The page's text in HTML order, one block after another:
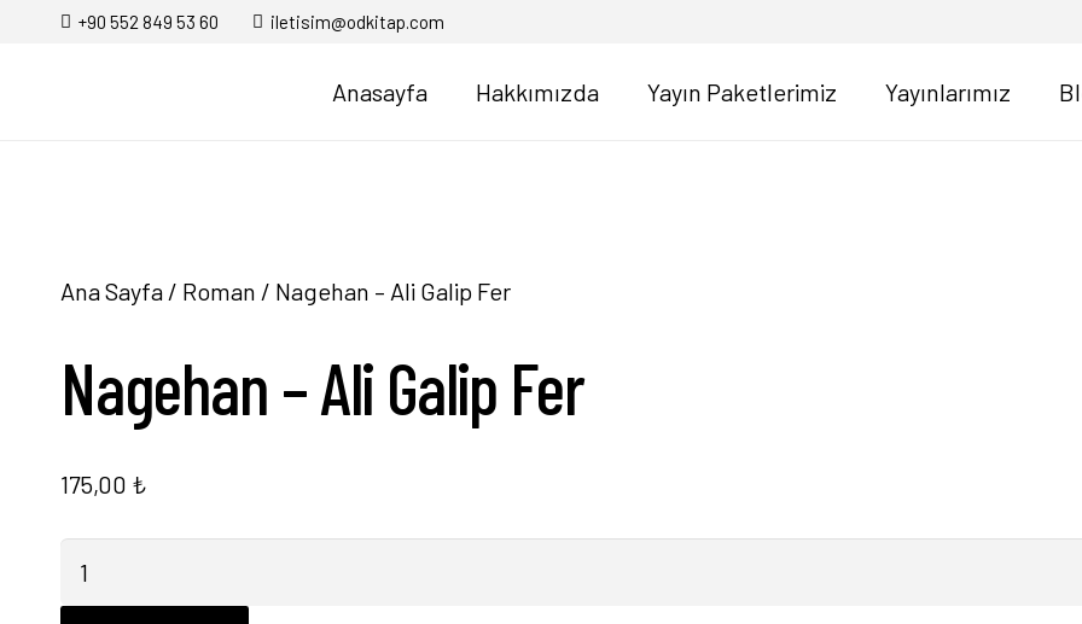
+90 552 849 53 60 iletisim@odkitap.com
Anasayfa Hakkımızda Yayın Paketlerimiz Yayınlarımız
Ana Sayfa / Roman / Nagehan – Ali Galip Fer
Nagehan – Ali Galip Fer
175,00 ₺